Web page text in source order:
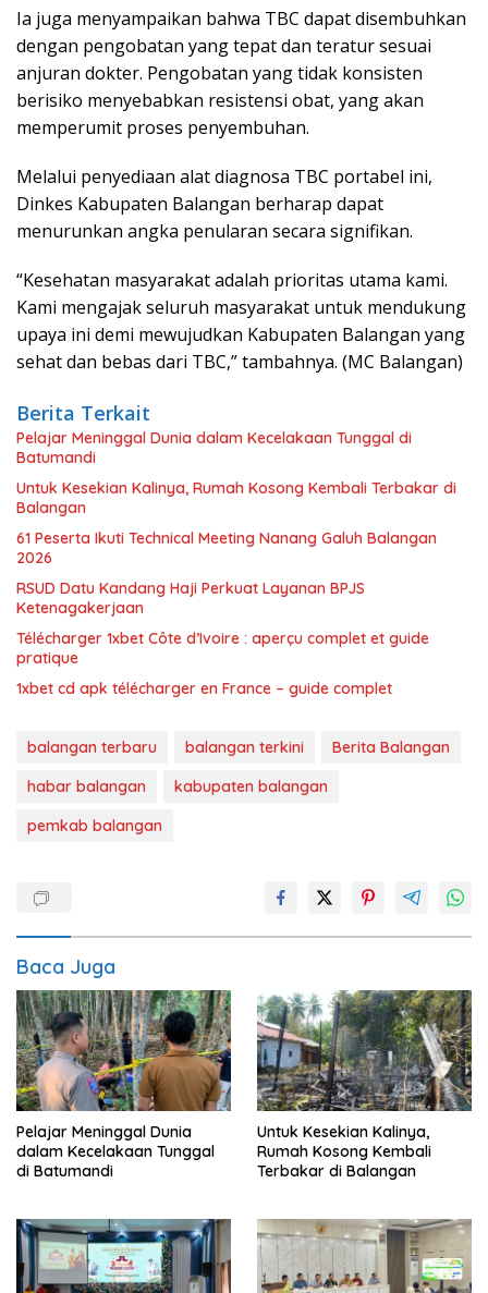
Ia juga menyampaikan bahwa TBC dapat disembuhkan
dengan pengobatan yang tepat dan teratur sesuai
anjuran dokter. Pengobatan yang tidak konsisten
berisiko menyebabkan resistensi obat, yang akan
memperumit proses penyembuhan.
Melalui penyediaan alat diagnosa TBC portabel ini,
Dinkes Kabupaten Balangan berharap dapat
menurunkan angka penularan secara signifikan.
“Kesehatan masyarakat adalah prioritas utama kami.
Kami mengajak seluruh masyarakat untuk mendukung
upaya ini demi mewujudkan Kabupaten Balangan yang
sehat dan bebas dari TBC,” tambahnya. (MC Balangan)
Berita Terkait
Pelajar Meninggal Dunia dalam Kecelakaan Tunggal di
Batumandi
Untuk Kesekian Kalinya, Rumah Kosong Kembali Terbakar di
Balangan
61 Peserta Ikuti Technical Meeting Nanang Galuh Balangan
2026
RSUD Datu Kandang Haji Perkuat Layanan BPJS
Ketenagakerjaan
Télécharger 1xbet Côte d’Ivoire : aperçu complet et guide
pratique
1xbet cd apk télécharger en France – guide complet
balangan terbaru balangan terkini
Berita Balangan
habar balangan
kabupaten balangan
pemkab balangan
Baca Juga
Pelajar Meninggal Dunia
dalam Kecelakaan Tunggal
di Batumandi
Untuk Kesekian Kalinya,
Rumah Kosong Kembali
Terbakar di Balangan